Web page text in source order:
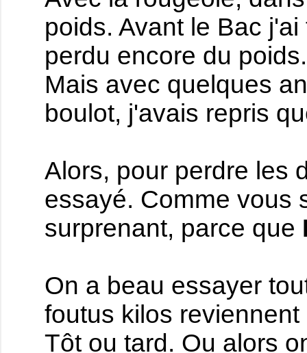
poids. Avant le Bac
perdu encore du poids.
Mais avec quelques
boulot, j'avais repris
Alors, pour perdre les
essayé. Comme vous
surprenant, parce que
On a beau essayer
foutus kilos
Tôt ou tard. Ou alors